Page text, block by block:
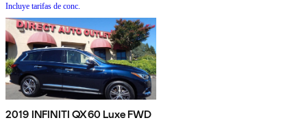
Incluye tarifas de conc.
2019 INFINITI QX60 Luxe FWD